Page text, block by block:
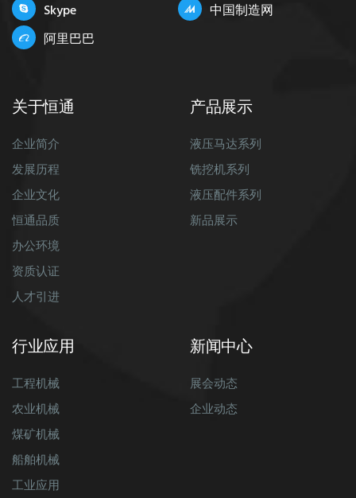
Skype
中国制造网
阿里巴巴
关于恒通
企业简介
发展历程
企业文化
恒通品质
办公环境
资质认证
人才引进
产品展示
液压马达系列
铣挖机系列
液压配件系列
新品展示
行业应用
工程机械
农业机械
煤矿机械
船舶机械
工业应用
新闻中心
展会动态
企业动态